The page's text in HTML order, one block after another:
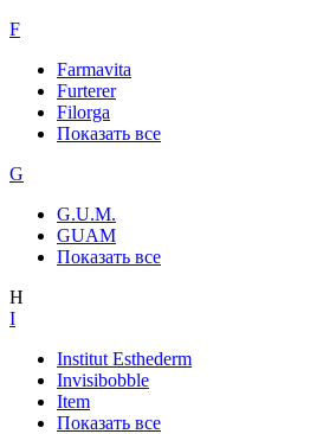
F
Farmavita
Furterer
Filorga
Показать все
G
G.U.M.
GUAM
Показать все
H
I
Institut Esthederm
Invisibobble
Item
Показать все